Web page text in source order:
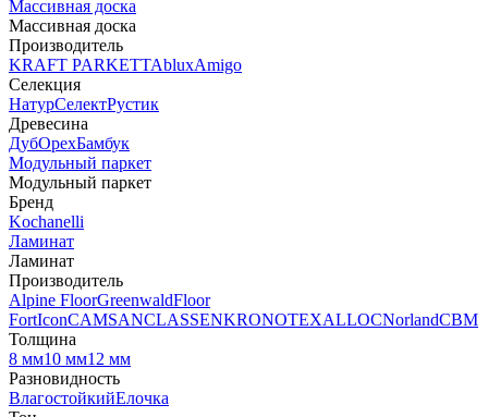
Массивная доска
Массивная доска
Производитель
KRAFT PARKETTAbluxAmigo
Селекция
НатурСелектРустик
Древесина
ДубОрехБамбук
Модульный паркет
Модульный паркет
Бренд
Kochanelli
Ламинат
Ламинат
Производитель
Alpine FloorGreenwaldFloor
FortIconCAMSANCLASSENKRONOTEXALLOCNorlandCBM
Толщина
8 мм10 мм12 мм
Разновидность
ВлагостойкийЕлочка